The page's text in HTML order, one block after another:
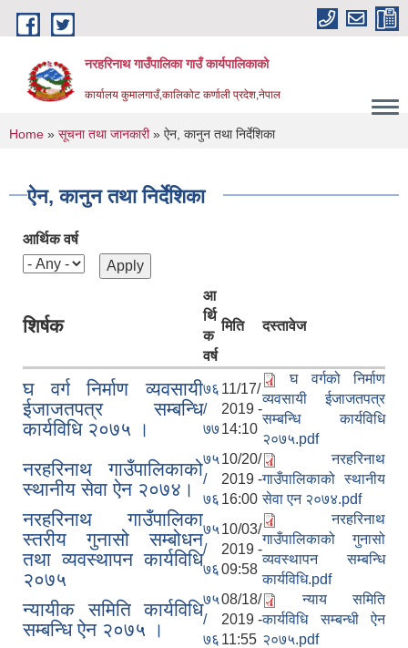
Skip to main content
नरहरिनाथ गाउँपालिका गाउँ कार्यपालिकाको
कार्यालय कुमालगाउँ,कालिकोट कर्णाली प्रदेश,नेपाल
You are here
Home » सूचना तथा जानकारी» ऐन, कानुन तथा निर्देशिका
ऐन, कानुन तथा निर्देशिका
आर्थिक वर्ष
शिर्षक
आ
र्थि
क
वर्ष
मिति दस्तावेज
घ वर्ग निर्माण व्यवसायी
ईजाजतपत्र सम्बन्धि
कार्यविधि २०७५ ।
७६
/
७७
11/17/
2019 -
14:10
घ वर्गको निर्माण
व्यवसायी ईजाजतपत्र
सम्बन्धि कार्यविधि
२०७५.pdf
नरहरिनाथ गाउँपालिकाको
स्थानीय सेवा ऐन २०७४।
७५
/
७६
10/20/
2019 -
16:00
नरहरिनाथ
गाउँपालिकाको स्थानीय
सेवा एन २०७४.pdf
नरहरिनाथ गाउँपालिका
स्तरीय गुनासो सम्बोधन
तथा व्यवस्थापन कार्यविधि
२०७५
७५
/
७६
10/03/
2019 -
09:58
नरहरिनाथ
गाउँपालिकाको गुनासो
व्यवस्थापन सम्बन्धि
कार्यविधि.pdf
न्यायीक समिति कार्यविधि
सम्बन्धि ऐन २०७५ ।
७५
/
७६
08/18/
2019 -
11:55
न्याय समिति
कार्यविधि सम्बन्धी ऐन
२०७५.pdf